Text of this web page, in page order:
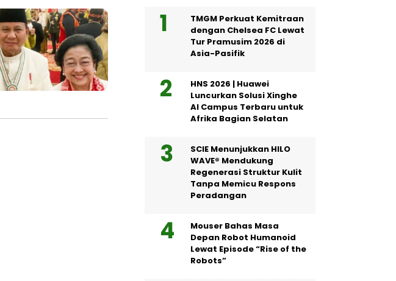
TMGM Perkuat Kemitraan
dengan Chelsea FC Lewat
Tur Pramusim 2026 di
Asia-Pasifik
HNS 2026 | Huawei
Luncurkan Solusi Xinghe
AI Campus Terbaru untuk
Afrika Bagian Selatan
SCIE Menunjukkan HILO
WAVE® Mendukung
Regenerasi Struktur Kulit
Tanpa Memicu Respons
Peradangan
Mouser Bahas Masa
Depan Robot Humanoid
Lewat Episode “Rise of the
Robots”